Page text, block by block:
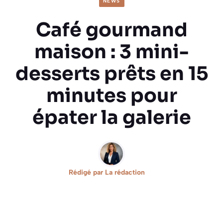
Café gourmand
maison : 3 mini-
desserts prêts en 15
minutes pour
épater la galerie
Rédigé par La rédaction